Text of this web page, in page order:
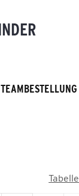
TEAMBESTELLUNG
Tabelle